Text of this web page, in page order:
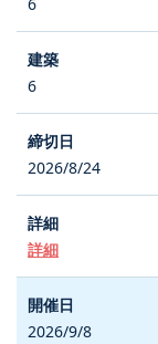
6
2026/8/24
詳細
2026/9/8